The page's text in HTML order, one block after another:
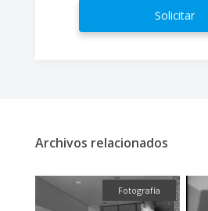
Solicitar
Archivos relacionados
Fotografía